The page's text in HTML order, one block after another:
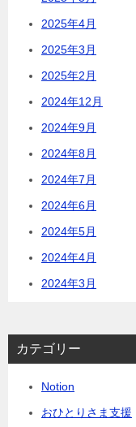
2025年4月
2025年3月
2025年2月
2024年12月
2024年9月
2024年8月
2024年7月
2024年6月
2024年5月
2024年4月
2024年3月
カテゴリー
Notion
おひとりさま支援